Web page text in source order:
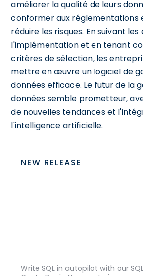
améliorer la qualité de leurs
conformer aux réglementations
réduire les risques. En suivant
l'implémentation et en tenant
critères de sélection, les
mettre en œuvre un logiciel de
données efficace. Le futur de la
données semble prometteur,
de nouvelles tendances et
l'intelligence artificielle.
NEW RELEASE
Write SQL in autopilot with our